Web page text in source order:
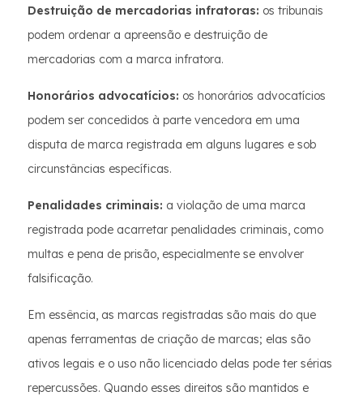
Destruição de mercadorias infratoras: os tribunais
podem ordenar a apreensão e destruição de
mercadorias com a marca infratora.
Honorários advocatícios: os honorários advocatícios
podem ser concedidos à parte vencedora em uma
disputa de marca registrada em alguns lugares e sob
circunstâncias específicas.
Penalidades criminais: a violação de uma marca
registrada pode acarretar penalidades criminais, como
multas e pena de prisão, especialmente se envolver
falsificação.
Em essência, as marcas registradas são mais do que
apenas ferramentas de criação de marcas; elas são
ativos legais e o uso não licenciado delas pode ter sérias
repercussões. Quando esses direitos são mantidos e